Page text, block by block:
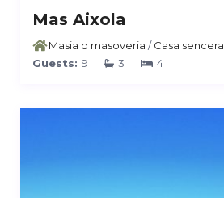
Mas Aixola
Masia o masoveria /Casa sencera
Guests: 9 3 4